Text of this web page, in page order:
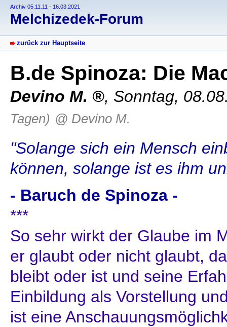
Archiv 05.11.11 - 16.03.2021
Melchizedek-Forum
zurück zur Hauptseite
B.de Spinoza: Die
Devino M. , Sonntag,
Tagen) @ Devino M.
"Solange sich ein Mensch
können, solange ist es ihm
- Baruch de Spinoza -
***
So sehr wirkt der Glaube im
er glaubt oder nicht glaubt,
bleibt oder ist und seine
Einbildung als Vorstellung
ist eine